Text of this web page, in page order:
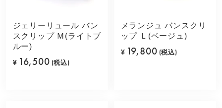
ジェリーリュール バン
スクリップ Ｍ(ライトブ
ルー)
¥ 16,500 (税込)
メランジュ バンスクリ
ップ Ｌ(ベージュ)
¥ 19,800 (税込)